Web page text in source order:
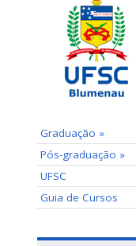
Graduação »
Pós-graduação »
UFSC
Guia de Cursos